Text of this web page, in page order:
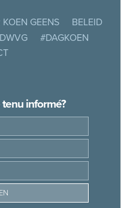
KOEN GEENS
BELEID
#DAGKOEN
informé?